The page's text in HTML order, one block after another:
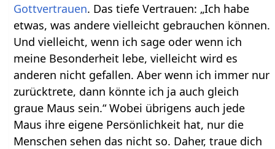
Gottvertrauen. Das tiefe Vertrauen: „Ich habe
etwas, was andere vielleicht gebrauchen können.
Und vielleicht, wenn ich sage oder wenn ich
meine Besonderheit lebe, vielleicht wird es
anderen nicht gefallen. Aber wenn ich immer nur
zurücktrete, dann könnte ich ja auch gleich
graue Maus sein.“ Wobei übrigens auch jede
Maus ihre eigene Persönlichkeit hat, nur die
Menschen sehen das nicht so. Daher, traue dich